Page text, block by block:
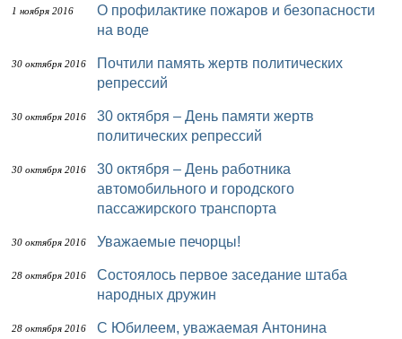
1 ноября 2016
О профилактике пожаров и безопасности
на воде
30 октября 2016
Почтили память жертв политических
репрессий
30 октября 2016
30 октября – День памяти жертв
политических репрессий
30 октября 2016
30 октября – День работника
автомобильного и городского
пассажирского транспорта
30 октября 2016 Уважаемые печорцы!
28 октября 2016
Состоялось первое заседание штаба
народных дружин
28 октября 2016
С Юбилеем, уважаемая Антонина